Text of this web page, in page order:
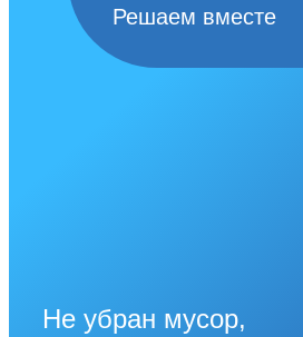
Решаем вместе
Не убран мусор,